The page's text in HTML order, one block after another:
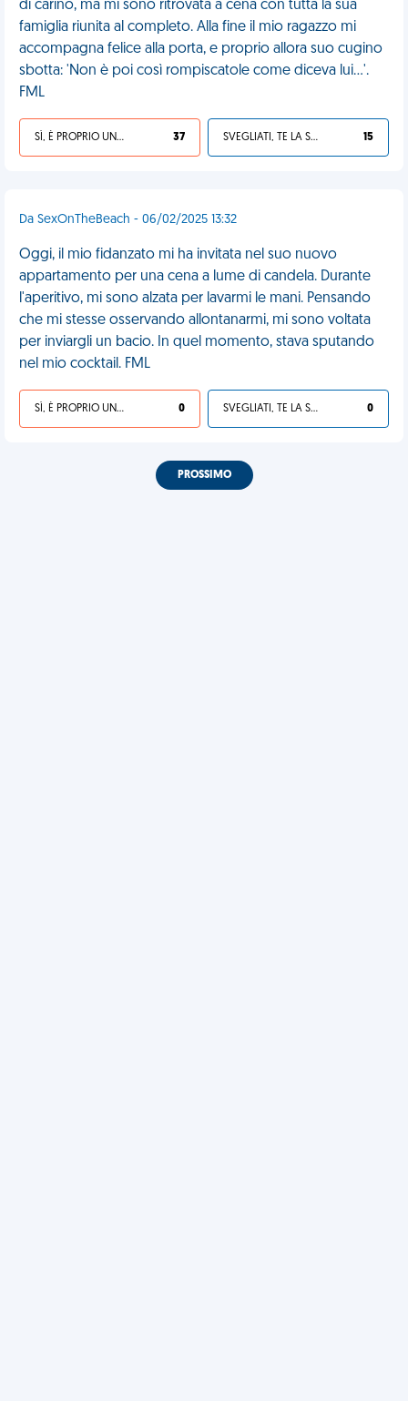
di carino, ma mi sono ritrovata a cena con tutta la sua
famiglia riunita al completo. Alla fine il mio ragazzo mi
accompagna felice alla porta, e proprio allora suo cugino
sbotta: 'Non è poi così rompiscatole come diceva lui...'.
FML
SÌ, È PROPRIO UNA VDM! 37 SVEGLIATI, TE LA SEI CERCATA! 15
Da SexOnTheBeach - 06/02/2025 13:32
Oggi, il mio fidanzato mi ha invitata nel suo nuovo
appartamento per una cena a lume di candela. Durante
l'aperitivo, mi sono alzata per lavarmi le mani. Pensando
che mi stesse osservando allontanarmi, mi sono voltata
per inviargli un bacio. In quel momento, stava sputando
nel mio cocktail. FML
SÌ, È PROPRIO UNA VDM! 0 SVEGLIATI, TE LA SEI CERCATA! 0
PROSSIMO